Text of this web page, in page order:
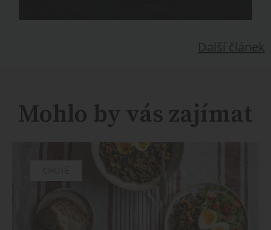
Další článek
Mohlo by vás zajímat